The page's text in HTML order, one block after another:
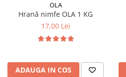
OLA
Hrană nimfe OLA 1 KG
17,00 Lei
ADAUGA IN COS